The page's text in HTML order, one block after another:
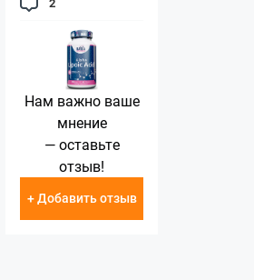
Нам важно ваше
мнение
— оставьте
отзыв!
+ Добавить отзыв